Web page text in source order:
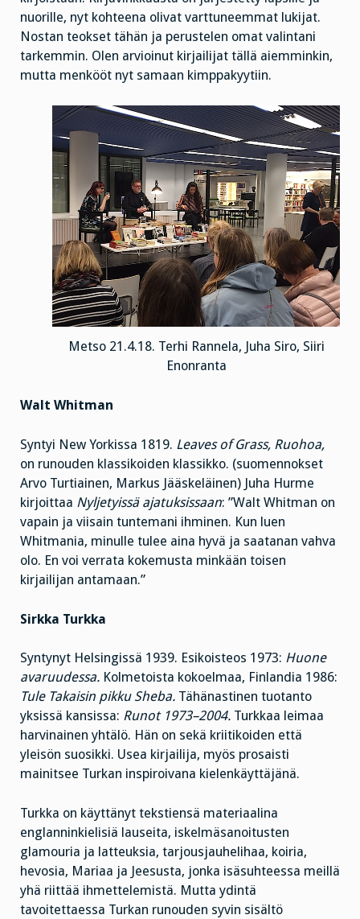
nuorille, nyt kohteena olivat varttuneemmat lukijat.
Nostan teokset tähän ja perustelen omat valintani
tarkemmin. Olen arvioinut kirjailijat tällä aiemminkin,
mutta menkööt nyt samaan kimppakyytiin.
Metso 21.4.18. Terhi Rannela, Juha Siro, Siiri
Enonranta
Walt Whitman
Syntyi New Yorkissa 1819. Leaves of Grass, Ruohoa,
on runouden klassikoiden klassikko. (suomennokset
Arvo Turtiainen, Markus Jääskeläinen) Juha Hurme
kirjoittaa Nyljetyissä ajatuksissaan: ”Walt Whitman on
vapain ja viisain tuntemani ihminen. Kun luen
Whitmania, minulle tulee aina hyvä ja saatanan vahva
olo. En voi verrata kokemusta minkään toisen
kirjailijan antamaan.”
Sirkka Turkka
Syntynyt Helsingissä 1939. Esikoisteos 1973: Huone
avaruudessa. Kolmetoista kokoelmaa, Finlandia 1986:
Tule Takaisin pikku Sheba. Tähänastinen tuotanto
yksissä kansissa: Runot 1973–2004. Turkkaa leimaa
harvinainen yhtälö. Hän on sekä kriitikoiden että
yleisön suosikki. Usea kirjailija, myös prosaisti
mainitsee Turkan inspiroivana kielenkäyttäjänä.
Turkka on käyttänyt tekstiensä materiaalina
englanninkielisiä lauseita, iskelmäsanoitusten
glamouria ja latteuksia, tarjousjauhelihaa, koiria,
hevosia, Mariaa ja Jeesusta, jonka isäsuhteessa meillä
yhä riittää ihmettelemistä. Mutta ydintä
tavoitettaessa Turkan runouden syvin sisältö